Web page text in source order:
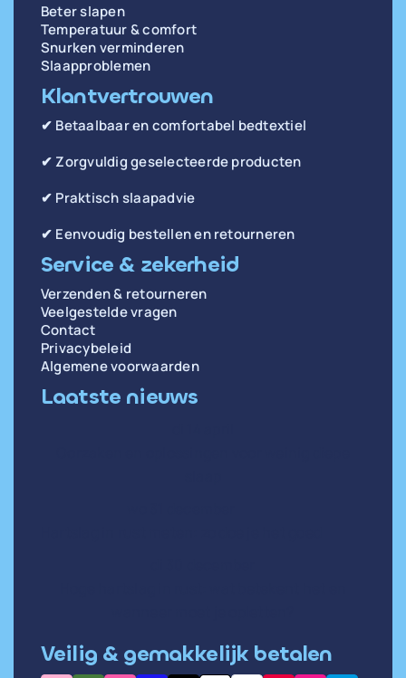
Beter slapen
Temperatuur & comfort
Snurken verminderen
Slaapproblemen
Klantvertrouwen
✔ Betaalbaar en comfortabel bedtextiel
✔ Zorgvuldig geselecteerde producten
✔ Praktisch slaapadvie
✔ Eenvoudig bestellen en retourneren
Service & zekerheid
Verzenden & retourneren
Veelgestelde vragen
Contact
Privacybeleid
Algemene voorwaarden
Laatste nieuws
Veilig & gemakkelijk betalen